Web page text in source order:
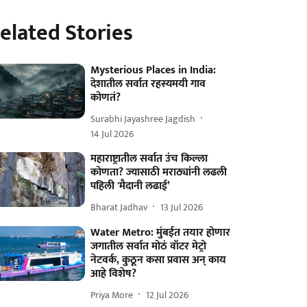
Stories
Mysterious Places in India:
देशातील सर्वात रहस्यमयी गाव
कोणतं?
Surabhi Jayashree Jagdish
14 Jul 2026
महाराष्ट्रातील सर्वात उंच किल्ला
कोणता? ज्यासाठी मराठ्यांनी लढली
पहिली 'मैदानी लढाई’
Bharat Jadhav 13 Jul 2026
Water Metro: मुंबईत तयार होणार
जगातील सर्वात मोठं वॉटर मेट्रो
नेटवर्क, कुठून कसा प्रवास अन् काय
आहे विशेष?
Priya More 12 Jul 2026